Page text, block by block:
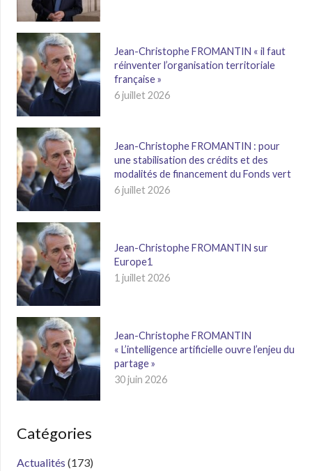
Jean-Christophe FROMANTIN « il faut
réinventer l’organisation territoriale
française »
6 juillet 2026
Jean-Christophe FROMANTIN : pour
une stabilisation des crédits et des
modalités de financement du Fonds vert
6 juillet 2026
Jean-Christophe FROMANTIN sur
Europe1
1 juillet 2026
Jean-Christophe FROMANTIN
« L’intelligence artificielle ouvre l’enjeu du
partage »
30 juin 2026
Catégories
Actualités (173)